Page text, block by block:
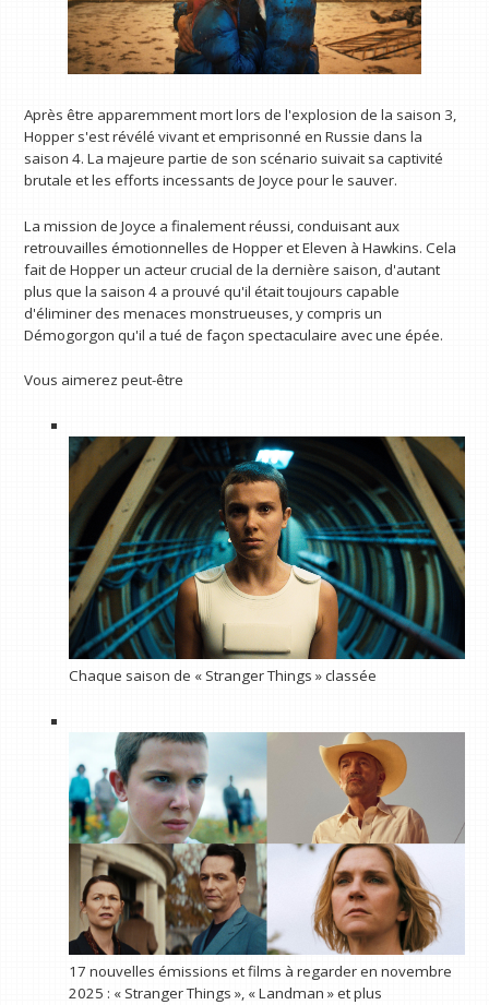
Après être apparemment mort lors de l'explosion de la saison 3,
Hopper s'est révélé vivant et emprisonné en Russie dans la
saison 4. La majeure partie de son scénario suivait sa captivité
brutale et les efforts incessants de Joyce pour le sauver.
La mission de Joyce a finalement réussi, conduisant aux
retrouvailles émotionnelles de Hopper et Eleven à Hawkins. Cela
fait de Hopper un acteur crucial de la dernière saison, d'autant
plus que la saison 4 a prouvé qu'il était toujours capable
d'éliminer des menaces monstrueuses, y compris un
Démogorgon qu'il a tué de façon spectaculaire avec une épée.
Vous aimerez peut-être
Chaque saison de « Stranger Things » classée
17 nouvelles émissions et films à regarder en novembre
2025 : « Stranger Things », « Landman » et plus